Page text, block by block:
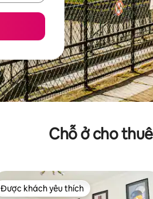
Chỗ ở cho
Được khách yêu thích
Được khách yêu thích